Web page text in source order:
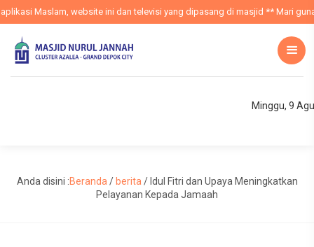
ini dan televisi yang dipasang di masjid ** Mari gunakan aplikasi
Minggu, 9
Anda disini :Beranda / berita / Idul Fitri dan Upaya Meningkatkan
Pelayanan Kepada Jamaah